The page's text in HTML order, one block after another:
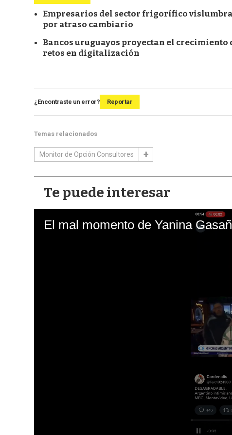
Empresarios del sector frigorífico
por atraso cambiario
Bancos uruguayos proyectan el
retos en digitalización
¿Encontraste un error? Reportar
Temas relacionados
Monitor de Opción Consultores
Te puede interesar